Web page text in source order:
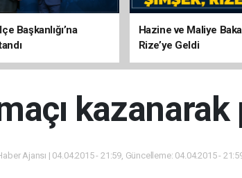
Başkanlığı’na
Hazine ve Maliye
Rize’ye Geldi
kazanarak
Ajansı | 04.04.2015 - 21:59, Güncelleme: 04.04.2015 -